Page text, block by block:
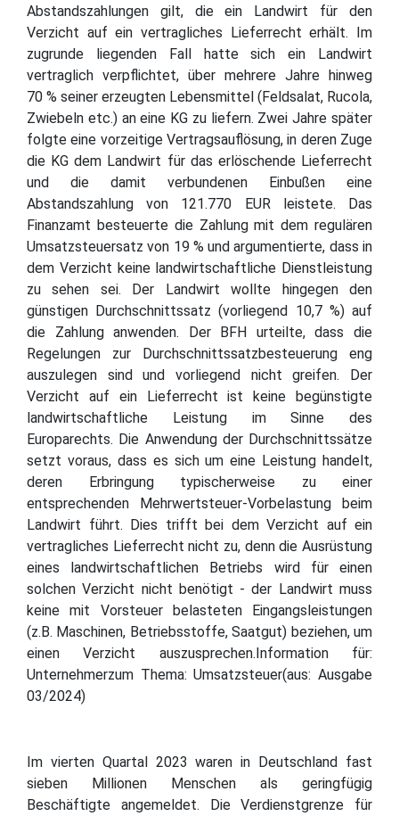
Abstandszahlungen gilt, die ein Landwirt für den
Verzicht auf ein vertragliches Lieferrecht erhält. Im
zugrunde liegenden Fall hatte sich ein Landwirt
vertraglich verpflichtet, über mehrere Jahre hinweg
70 % seiner erzeugten Lebensmittel (Feldsalat, Rucola,
Zwiebeln etc.) an eine KG zu liefern. Zwei Jahre später
folgte eine vorzeitige Vertragsauflösung, in deren Zuge
die KG dem Landwirt für das erlöschende Lieferrecht
und die damit verbundenen Einbußen eine
Abstandszahlung von 121.770 EUR leistete. Das
Finanzamt besteuerte die Zahlung mit dem regulären
Umsatzsteuersatz von 19 % und argumentierte, dass in
dem Verzicht keine landwirtschaftliche Dienstleistung
zu sehen sei. Der Landwirt wollte hingegen den
günstigen Durchschnittssatz (vorliegend 10,7 %) auf
die Zahlung anwenden. Der BFH urteilte, dass die
Regelungen zur Durchschnittssatzbesteuerung eng
auszulegen sind und vorliegend nicht greifen. Der
Verzicht auf ein Lieferrecht ist keine begünstigte
landwirtschaftliche Leistung im Sinne des
Europarechts. Die Anwendung der Durchschnittssätze
setzt voraus, dass es sich um eine Leistung handelt,
deren Erbringung typischerweise zu einer
entsprechenden Mehrwertsteuer-Vorbelastung beim
Landwirt führt. Dies trifft bei dem Verzicht auf ein
vertragliches Lieferrecht nicht zu, denn die Ausrüstung
eines landwirtschaftlichen Betriebs wird für einen
solchen Verzicht nicht benötigt - der Landwirt muss
keine mit Vorsteuer belasteten Eingangsleistungen
(z.B. Maschinen, Betriebsstoffe, Saatgut) beziehen, um
einen Verzicht auszusprechen.Information für:
Unternehmerzum Thema: Umsatzsteuer(aus: Ausgabe
03/2024)
Im vierten Quartal 2023 waren in Deutschland fast
sieben Millionen Menschen als geringfügig
Beschäftigte angemeldet. Die Verdienstgrenze für